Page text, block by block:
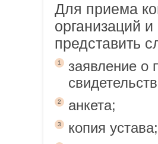
Для приема
организаций
представить
заявление о
1
анкета;
2
копия устава;
3